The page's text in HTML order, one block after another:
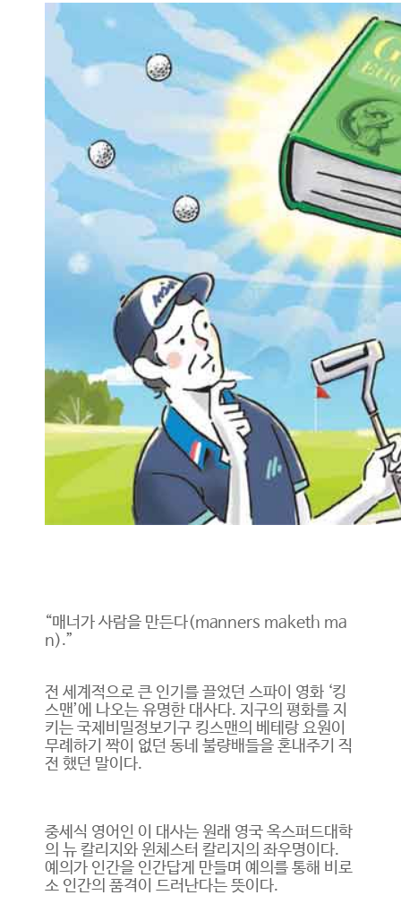
“매너가 사람을 만든다(manners maketh ma
n).”
전 세계적으로 큰 인기를 끌었던 스파이 영화 ‘킹
스맨’에 나오는 유명한 대사다. 지구의 평화를 지
키는 국제비밀정보기구 킹스맨의 베테랑 요원이
무례하기 짝이 없던 동네 불량배들을 혼내주기 직
전 했던 말이다.
중세식 영어인 이 대사는 원래 영국 옥스퍼드대학
의 뉴 칼리지와 윈체스터 칼리지의 좌우명이다.
예의가 인간을 인간답게 만들며 예의를 통해 비로
소 인간의 품격이 드러난다는 뜻이다.